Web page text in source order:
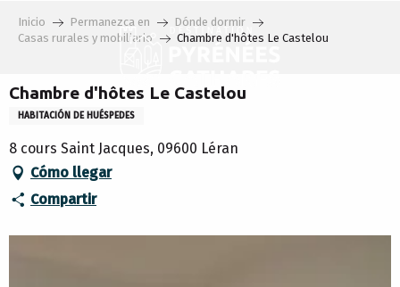
Inicio Permanezca en
Dónde dormir
Casas rurales y mobiliario
Chambre d'hôtes Le Castelou
Chambre d'hôtes Le Castelou
HABITACIÓN DE HUÉSPEDES
8 cours Saint Jacques, 09600 Léran
Cómo llegar
Compartir